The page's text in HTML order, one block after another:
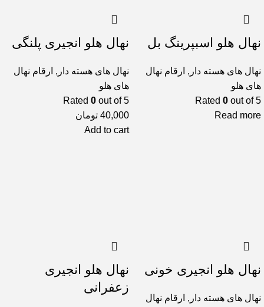
نهال هلو اسبپرینگ بل
نهال های هسته دار , ارقام نهال
های هلو
Rated 0 out of 5
Read more
نهال هلو انجیری پلنگی
نهال های هسته دار , ارقام نهال
های هلو
Rated 0 out of 5
40,000 تومان
Add to cart
نهال هلو انجیری خونی
نهال های هسته دار , ارقام نهال
نهال هلو انجیری
زعفرانی